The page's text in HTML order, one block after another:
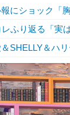
にショック「
ふり返る「実
SHELLY＆ハ